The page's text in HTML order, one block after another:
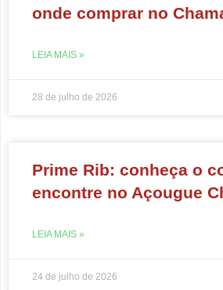
onde comprar no
LEIA MAIS »
28 de julho de 2026
Prime Rib: conheça o
encontre no Açougue
LEIA MAIS »
24 de julho de 2026